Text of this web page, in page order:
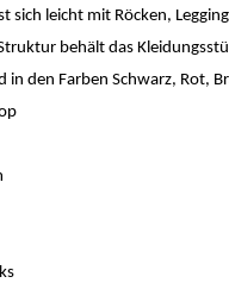
sich leicht mit Röcken,
behält das
in den Farben Schwarz, Rot,